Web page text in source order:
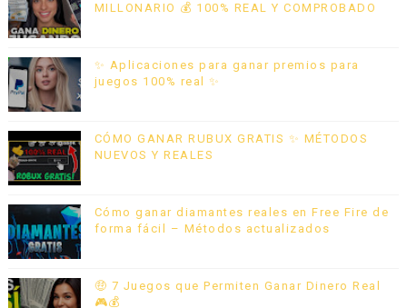
MILLONARIO 💰 100% REAL Y COMPROBADO
✨ Aplicaciones para ganar premios para
juegos 100% real ✨
CÓMO GANAR RUBUX GRATIS ✨ MÉTODOS
NUEVOS Y REALES
Cómo ganar diamantes reales en Free Fire de
forma fácil – Métodos actualizados
🤑 7 Juegos que Permiten Ganar Dinero Real
🎮💰